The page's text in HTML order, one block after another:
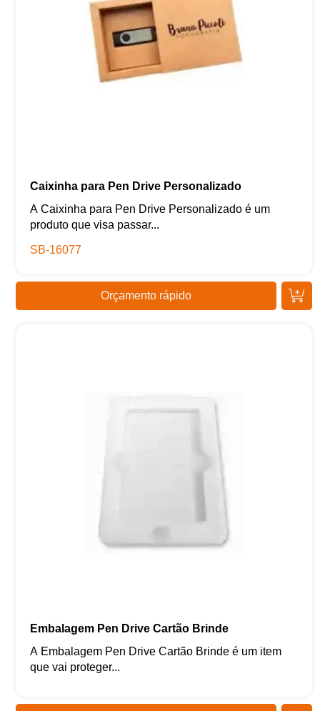
Caixinha para Pen Drive Personalizado
A Caixinha para Pen Drive Personalizado é um
produto que visa passar...
SB-16077
Orçamento rápido
Embalagem Pen Drive Cartão Brinde
A Embalagem Pen Drive Cartão Brinde é um item
que vai proteger...